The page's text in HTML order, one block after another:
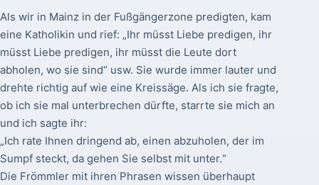
Als wir in Mainz in der Fußgängerzone predigten, kam
eine Katholikin und rief: „Ihr müsst Liebe predigen, ihr
müsst Liebe predigen, ihr müsst die Leute dort
abholen, wo sie sind“ usw. Sie wurde immer lauter und
drehte richtig auf wie eine Kreissäge. Als ich sie fragte,
ob ich sie mal unterbrechen dürfte, starrte sie mich an
und ich sagte ihr:
„Ich rate Ihnen dringend ab, einen abzuholen, der im
Sumpf steckt, da gehen Sie selbst mit unter.“
Die Frömmler mit ihren Phrasen wissen überhaupt